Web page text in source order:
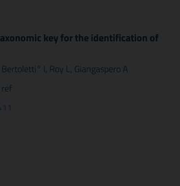
key for the identification of
I, Roy L, Giangaspero A